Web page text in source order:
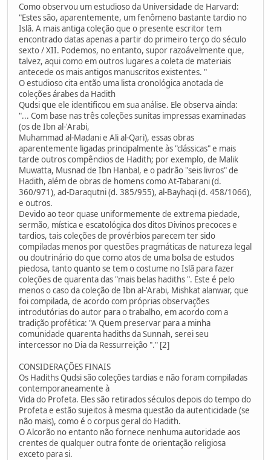
Como observou um estudioso da Universidade de Harvard:
"Estes são, aparentemente, um fenômeno bastante tardio no
Islã. A mais antiga coleção que o presente escritor tem
encontrado datas apenas a partir do primeiro terço do século
sexto / XII. Podemos, no entanto, supor razoávelmente que,
talvez, aqui como em outros lugares a coleta de materiais
antecede os mais antigos manuscritos existentes. "
O estudioso cita então uma lista cronológica anotada de
coleções árabes da Hadith
Qudsi que ele identificou em sua análise. Ele observa ainda:
"... Com base nas três coleções sunitas impressas examinadas
(os de Ibn al-'Arabi,
Muhammad al-Madani e Ali al-Qari), essas obras
aparentemente ligadas principalmente às "clássicas" e mais
tarde outros compêndios de Hadith; por exemplo, de Malik
Muwatta, Musnad de Ibn Hanbal, e o padrão "seis livros" de
Hadith, além de obras de homens como At-Tabarani (d.
360/971), ad-Daraqutni (d. 385/955), al-Bayhaqi (d. 458/1066),
e outros.
Devido ao teor quase uniformemente de extrema piedade,
sermão, mística e escatológica dos ditos Divinos precoces e
tardios, tais coleções de provérbios parecem ter sido
compiladas menos por questões pragmáticas de natureza legal
ou doutrinário do que como atos de uma bolsa de estudos
piedosa, tanto quanto se tem o costume no Islã para fazer
coleções de quarenta das "mais belas hadiths ". Este é pelo
menos o caso da coleção de Ibn al-'Arabi, Mishkat alanwar, que
foi compilada, de acordo com próprias observações
introdutórias do autor para o trabalho, em acordo com a
tradição profética: "A Quem preservar para a minha
comunidade quarenta hadiths da Sunnah, serei seu
intercessor no Dia da Ressurreição "." [2]
CONSIDERAÇÕES FINAIS
Os Hadiths Qudsi são coleções tardias e não foram compiladas
contemporaneamente à
Vida do Profeta. Eles são retirados séculos depois do tempo do
Profeta e estão sujeitos à mesma questão da autenticidade (se
não mais), como é o corpus geral do Hadith.
O Alcorão no entanto não fornece nenhuma autoridade aos
crentes de qualquer outra fonte de orientação religiosa
exceto para si.